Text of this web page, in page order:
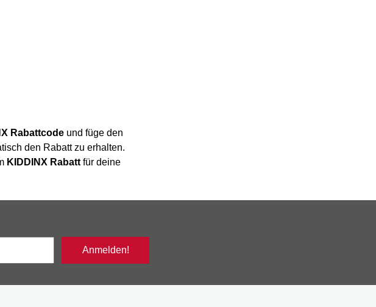
Rabattcode und füge den
den Rabatt zu erhalten.
KIDDINX Rabatt für deine
Anmelden!